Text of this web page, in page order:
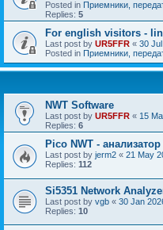
Posted in Приемники,
Replies: 5
For english visitors -
Last post by UR5FFR « 30
Posted in Приемники,
NWT Software
Last post by UR5FFR « 15
Replies: 6
Pico NWT -
Last post by jerm2 « 21 May
Replies: 112
Si5351 Network
Last post by vgb « 30 Jan
Replies: 10